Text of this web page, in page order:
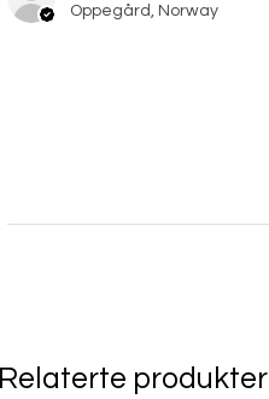
Oppegård, Norway
Relaterte produkter